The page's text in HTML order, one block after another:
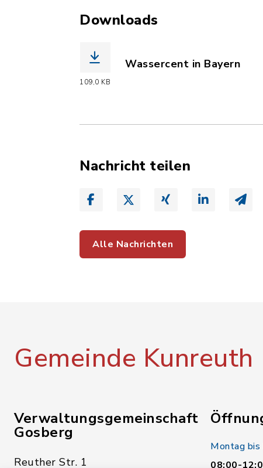
Downloads
109,0 KB
Wassercent in Bayern
Nachricht teilen
Alle Nachrichten
Gemeinde Kunreuth
Verwaltungsgemeinschaft
Gosberg
Reuther Str. 1
Montag
08:00-